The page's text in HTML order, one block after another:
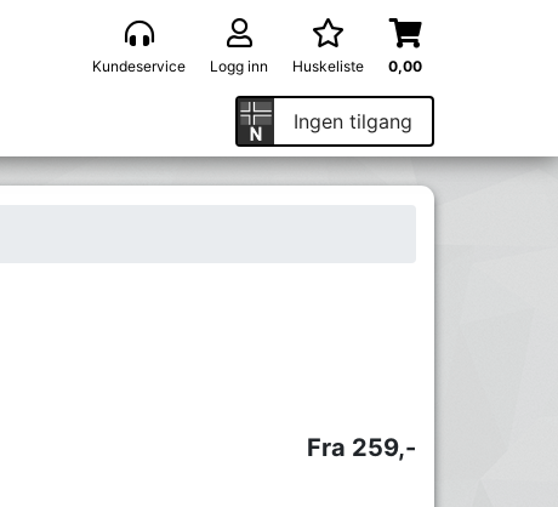
Kundeservice Logg inn Huskeliste 0,00
Ingen tilgang
Fra 259,-